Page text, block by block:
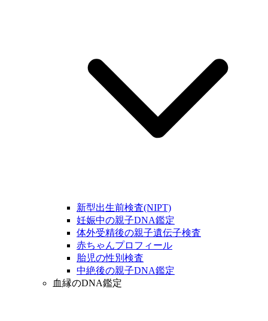
新型出生前検査(NIPT)
妊娠中の親子DNA鑑定
体外受精後の親子遺伝子検査
赤ちゃんプロフィール
胎児の性別検査
中絶後の親子DNA鑑定
血縁のDNA鑑定